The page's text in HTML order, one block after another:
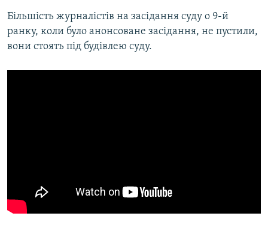
Більшість журналістів на засідання суду о 9-й
ранку, коли було анонсоване засідання, не пустили,
вони стоять під будівлею суду.